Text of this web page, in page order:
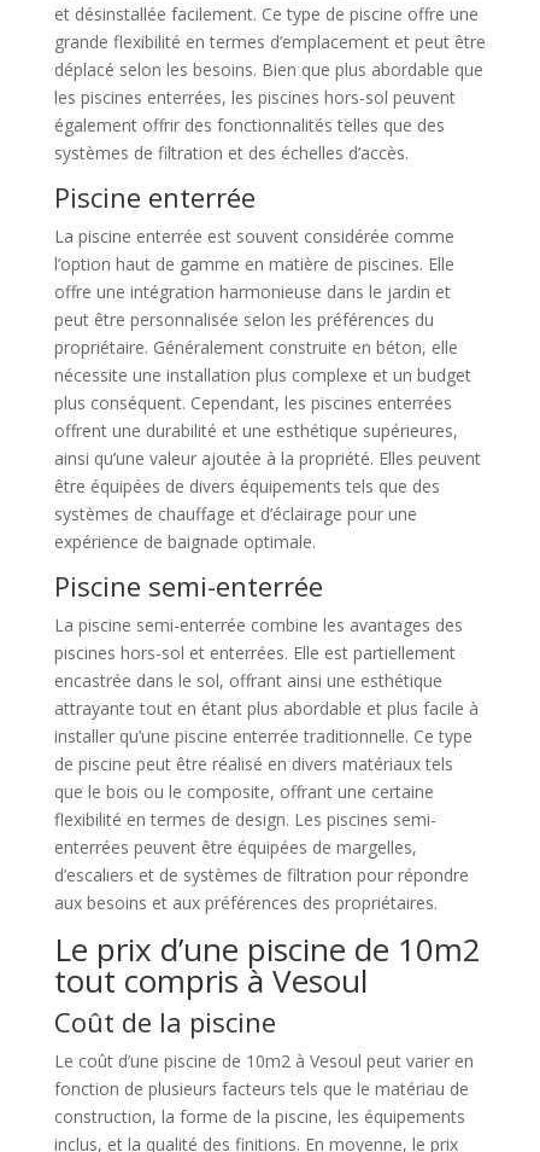
et désinstallée facilement. Ce type de piscine offre une
grande flexibilité en termes d’emplacement et peut être
déplacé selon les besoins. Bien que plus abordable que
les piscines enterrées, les piscines hors-sol peuvent
également offrir des fonctionnalités telles que des
systèmes de filtration et des échelles d’accès.
Piscine enterrée
La piscine enterrée est souvent considérée comme
l’option haut de gamme en matière de piscines. Elle
offre une intégration harmonieuse dans le jardin et
peut être personnalisée selon les préférences du
propriétaire. Généralement construite en béton, elle
nécessite une installation plus complexe et un budget
plus conséquent. Cependant, les piscines enterrées
offrent une durabilité et une esthétique supérieures,
ainsi qu’une valeur ajoutée à la propriété. Elles peuvent
être équipées de divers équipements tels que des
systèmes de chauffage et d’éclairage pour une
expérience de baignade optimale.
Piscine semi-enterrée
La piscine semi-enterrée combine les avantages des
piscines hors-sol et enterrées. Elle est partiellement
encastrée dans le sol, offrant ainsi une esthétique
attrayante tout en étant plus abordable et plus facile à
installer qu’une piscine enterrée traditionnelle. Ce type
de piscine peut être réalisé en divers matériaux tels
que le bois ou le composite, offrant une certaine
flexibilité en termes de design. Les piscines semi-
enterrées peuvent être équipées de margelles,
d’escaliers et de systèmes de filtration pour répondre
aux besoins et aux préférences des propriétaires.
Le prix d’une piscine de 10m2
tout compris à Vesoul
Coût de la piscine
Le coût d’une piscine de 10m2 à Vesoul peut varier en
fonction de plusieurs facteurs tels que le matériau de
construction, la forme de la piscine, les équipements
inclus, et la qualité des finitions. En moyenne, le prix